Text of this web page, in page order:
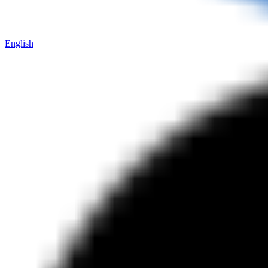
English